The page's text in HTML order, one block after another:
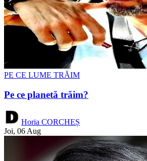
PE CE LUME TRĂIM
Pe ce planetă trăim?
Horia CORCHEȘ
Joi, 06 Aug